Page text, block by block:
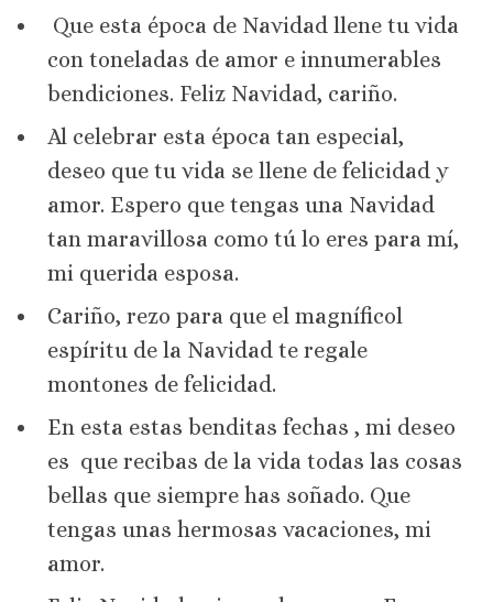
Que esta época de Navidad llene tu vida
con toneladas de amor e innumerables
bendiciones. Feliz Navidad, cariño.
Al celebrar esta época tan especial,
deseo que tu vida se llene de felicidad y
amor. Espero que tengas una Navidad
tan maravillosa como tú lo eres para mí,
mi querida esposa.
Cariño, rezo para que el magníficol
espíritu de la Navidad te regale
montones de felicidad.
En esta estas benditas fechas , mi deseo
es que recibas de la vida todas las cosas
bellas que siempre has soñado. Que
tengas unas hermosas vacaciones, mi
amor.